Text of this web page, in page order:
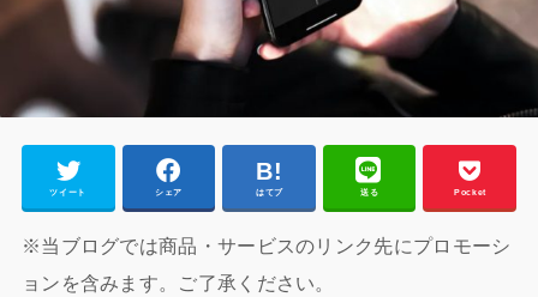
ツイート シェア はてブ 送る Pocket
※当ブログでは商品・サービスのリンク先にプロモーシ
ョンを含みます。ご了承ください。